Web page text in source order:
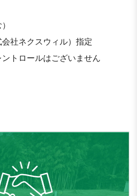
社ネクスウィル）指定
トロールはございません